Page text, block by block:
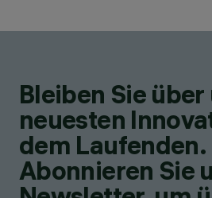
Bleiben Sie
neuesten
dem Laufenden.
Abonnieren Sie